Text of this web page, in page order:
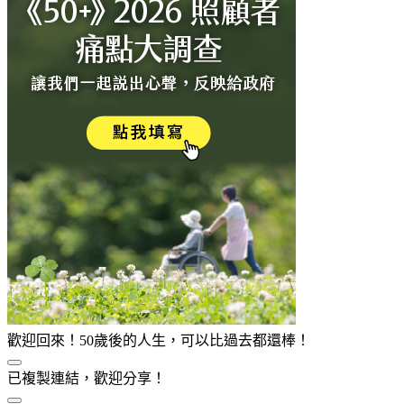
歡迎回來！50歲後的人生，可以比過去都還棒！
已複製連結，歡迎分享！